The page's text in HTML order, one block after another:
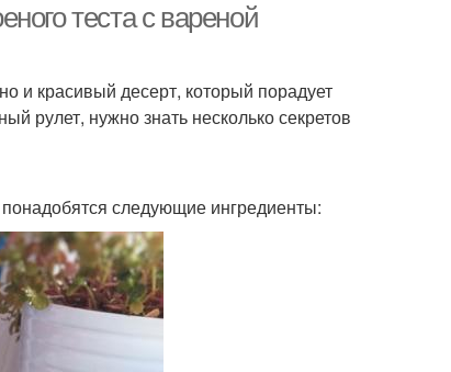
теста с вареной
и красивый десерт, который порадует
рулет, нужно знать несколько секретов
следующие ингредиенты: